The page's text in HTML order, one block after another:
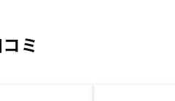
ミ